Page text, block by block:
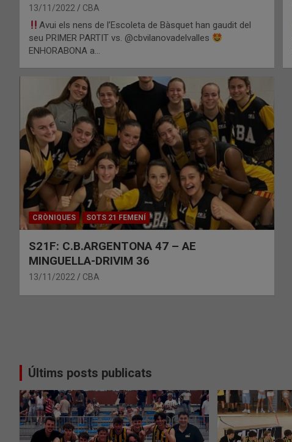
13/11/2022 CBA
Avui els nens de l’Escoleta de Bàsquet han gaudit del
seu PRIMER PARTIT vs. @cbvilanovadelvalles
ENHORABONA a…
CRÒNIQUES SOTS 21 FEMENÍ
S21F: C.B.ARGENTONA 47 – AE
MINGUELLA-DRIVIM 36
13/11/2022 CBA
les
entrades
Últims posts publicats